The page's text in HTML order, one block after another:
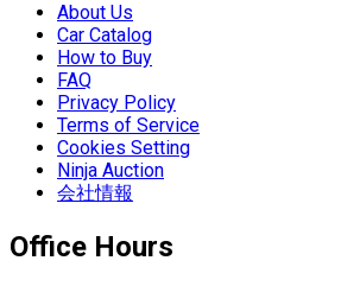
About Us
Car Catalog
How to Buy
FAQ
Privacy Policy
Terms of Service
Cookies Setting
Ninja Auction
会社情報
Office Hours